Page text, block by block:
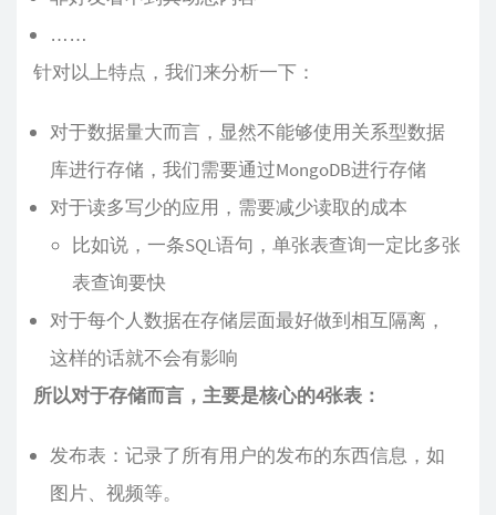
……
针对以上特点，我们来分析一下：
对于数据量大而言，显然不能够使用关系型数据
库进行存储，我们需要通过MongoDB进行存储
对于读多写少的应用，需要减少读取的成本
比如说，一条SQL语句，单张表查询一定比多张
表查询要快
对于每个人数据在存储层面最好做到相互隔离，
这样的话就不会有影响
所以对于存储而言，主要是核心的4张表：
发布表：记录了所有用户的发布的东西信息，如
图片、视频等。